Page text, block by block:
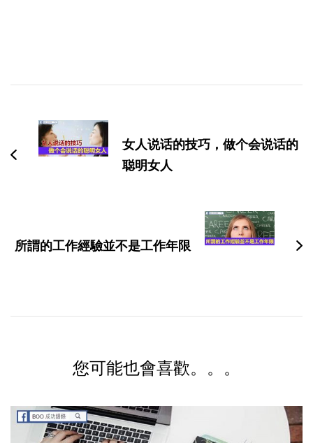
航
女人说话的技巧，做个会说话的
聪明女人
所謂的工作經驗並不是工作年限
您可能也會喜歡。。。